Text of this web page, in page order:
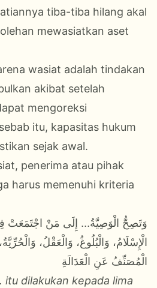
tiba-tiba hilang akal
mewasiatkan aset
wasiat adalah tindakan
akibat setelah
mengoreksi
itu, kapasitas hukum
sejak awal.
penerima atau pihak
harus memenuhi kriteria
وَتَصِحُّ الْوَصِيَّةُ... إِلَى مَنْ
الْإِسْلَامُ، وَالْبُلُوغُ، وَالْعَقْلُ،
الْمُصَنِّفُ عَنِ الْعَدَالَةِ
itu dilakukan kepada lima